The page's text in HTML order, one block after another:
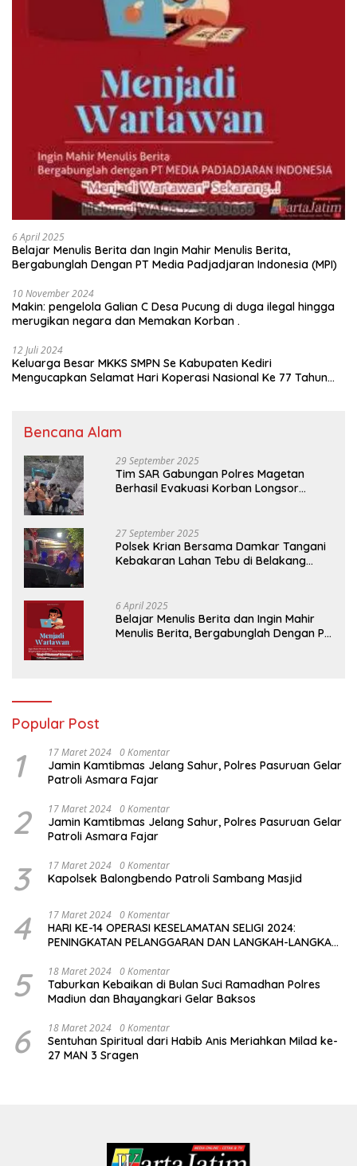
6 April 2025
Belajar Menulis Berita dan Ingin Mahir Menulis Berita,
Bergabunglah Dengan PT Media Padjadjaran Indonesia (MPI)
10 November 2024
Makin: pengelola Galian C Desa Pucung di duga ilegal hingga
merugikan negara dan Memakan Korban .
12 Juli 2024
Keluarga Besar MKKS SMPN Se Kabupaten Kediri
Mengucapkan Selamat Hari Koperasi Nasional Ke 77 Tahun
Bencana Alam
29 September 2025
Tim SAR Gabungan Polres Magetan
Berhasil Evakuasi Korban Longsor
27 September 2025
Polsek Krian Bersama Damkar Tangani
Kebakaran Lahan Tebu di Belakang
6 April 2025
Belajar Menulis Berita dan Ingin Mahir
Menulis Berita, Bergabunglah Dengan PT
Popular Post
1 17 Maret 2024 0 Komentar
Jamin Kamtibmas Jelang Sahur, Polres Pasuruan Gelar
Patroli Asmara Fajar
2 17 Maret 2024 0 Komentar
Jamin Kamtibmas Jelang Sahur, Polres Pasuruan Gelar
Patroli Asmara Fajar
3 17 Maret 2024 0 Komentar
Kapolsek Balongbendo Patroli Sambang Masjid
4 17 Maret 2024 0 Komentar
HARI KE-14 OPERASI KESELAMATAN SELIGI 2024:
PENINGKATAN PELANGGARAN DAN LANGKAH-LANGKAH
5 18 Maret 2024 0 Komentar
Taburkan Kebaikan di Bulan Suci Ramadhan Polres
Madiun dan Bhayangkari Gelar Baksos
6 18 Maret 2024 0 Komentar
Sentuhan Spiritual dari Habib Anis Meriahkan Milad ke-
27 MAN 3 Sragen